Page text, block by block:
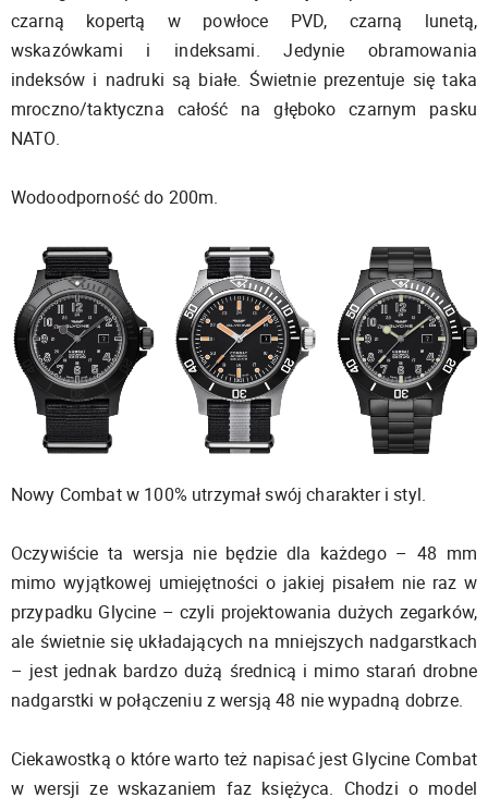
czarną kopertą w powłoce PVD, czarną lunetą,
wskazówkami i indeksami. Jedynie obramowania
indeksów i nadruki są białe. Świetnie prezentuje się taka
mroczno/taktyczna całość na głęboko czarnym pasku
NATO.
Wodoodporność do 200m.
Nowy Combat w 100% utrzymał swój charakter i styl.
Oczywiście ta wersja nie będzie dla każdego – 48 mm
mimo wyjątkowej umiejętności o jakiej pisałem nie raz w
przypadku Glycine – czyli projektowania dużych zegarków,
ale świetnie się układających na mniejszych nadgarstkach
– jest jednak bardzo dużą średnicą i mimo starań drobne
nadgarstki w połączeniu z wersją 48 nie wypadną dobrze.
Ciekawostką o które warto też napisać jest Glycine Combat
w wersji ze wskazaniem faz księżyca. Chodzi o model